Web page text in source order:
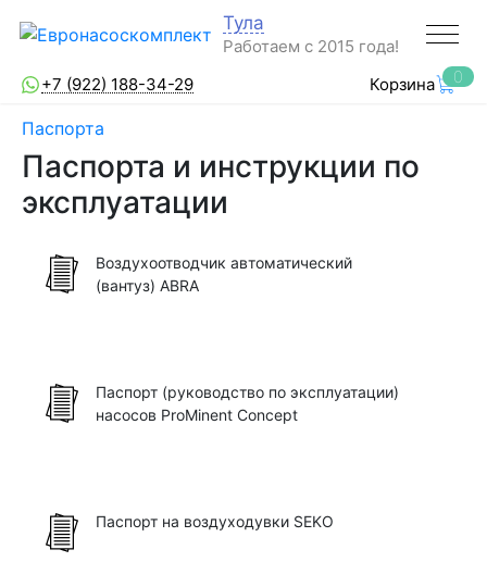
Тула
Работаем с 2015 года!
+7 (922) 188-34-29
Корзина 0
Паспорта
Паспорта и инструкции по
эксплуатации
Воздухоотводчик автоматический
(вантуз) ABRA
Паспорт (руководство по эксплуатации)
насосов ProMinent Concept
Паспорт на воздуходувки SEKO